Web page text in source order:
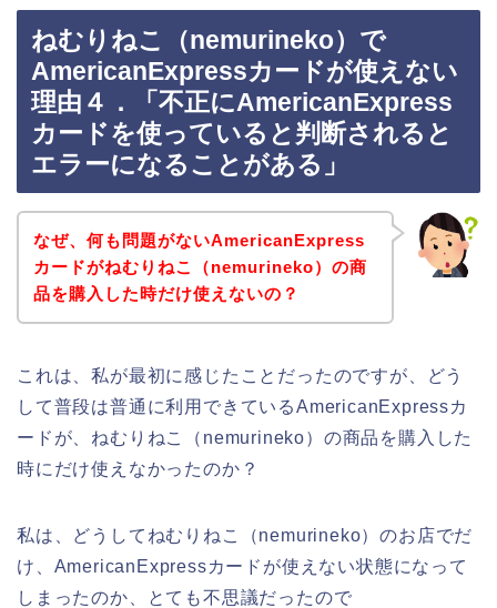
ねむりねこ（nemurineko）で
AmericanExpressカードが使えない
理由４．「不正にAmericanExpress
カードを使っていると判断されると
エラーになることがある」
なぜ、何も問題がないAmericanExpress
カードがねむりねこ（nemurineko）の商
品を購入した時だけ使えないの？
これは、私が最初に感じたことだったのですが、どう
して普段は普通に利用できているAmericanExpressカ
ードが、ねむりねこ（nemurineko）の商品を購入した
時にだけ使えなかったのか？
私は、どうしてねむりねこ（nemurineko）のお店でだ
け、AmericanExpressカードが使えない状態になって
しまったのか、とても不思議だったので